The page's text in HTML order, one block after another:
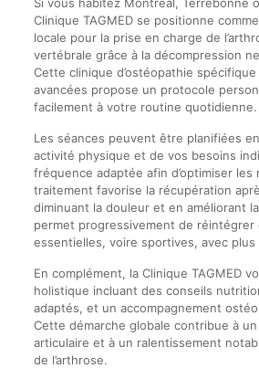
Clinique TAGMED se positionne
locale pour la prise en charge de
vertébrale grâce à la décompression
Cette clinique d’ostéopathie
avancées propose un protocole
facilement à votre routine quotidienne.
Les séances peuvent être planifiées
activité physique et de vos besoins
fréquence adaptée afin d’optimiser les
traitement favorise la récupération
diminuant la douleur et en améliorant
permet progressivement de réintégrer
essentielles, voire sportives, avec
En complément, la Clinique TAGMED
holistique incluant des conseils
adaptés, et un accompagnement
Cette démarche globale contribue à
articulaire et à un ralentissement
de l’arthrose.